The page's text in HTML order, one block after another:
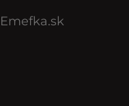
Emefka.sk